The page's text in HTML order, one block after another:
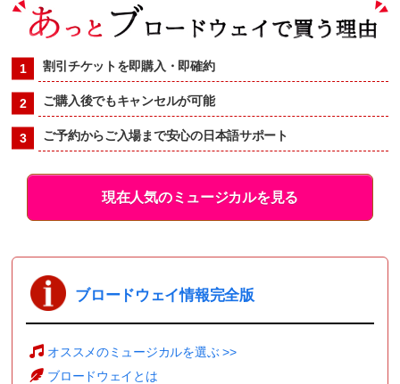
割引チケットを即購入・即確約
ご購入後でもキャンセルが可能
ご予約からご入場まで安心の日本語サポート
現在人気のミュージカルを見る
ブロードウェイ情報完全版
オススメのミュージカルを選ぶ >>
ブロードウェイとは